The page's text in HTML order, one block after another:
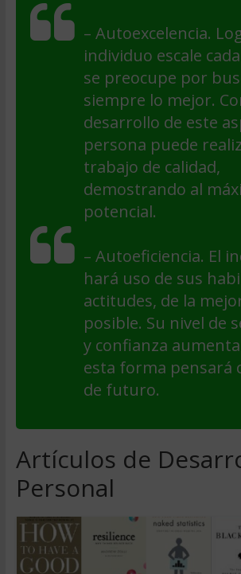
– Autoexcelencia.
individuo escale
se preocupe por
siempre lo mejor.
desarrollo de este
persona puede
trabajo de calidad,
demostrando al
potencial.
– Autoeficiencia. El
hará uso de sus
actitudes, de la
posible. Su nivel de
y confianza
esta forma pensará
de futuro.
Artículos de
Personal